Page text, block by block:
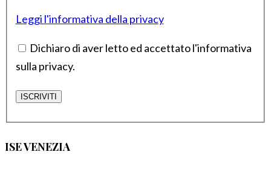
Leggi l'informativa della privacy
Dichiaro di aver letto ed accettato l'informativa
sulla privacy.
ISE VENEZIA